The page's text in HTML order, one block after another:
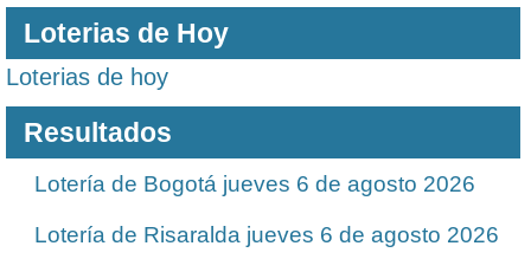
Loterias de Hoy
Loterias de hoy
Resultados
Lotería de Bogotá jueves 6 de agosto 2026
Lotería de Risaralda jueves 6 de agosto 2026